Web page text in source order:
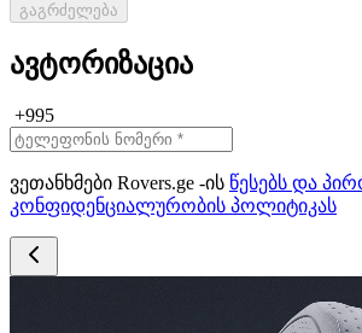
გაგრძელება
ავტორიზაცია
+995
ვეთანხმები Rovers.ge -ის წესებს და
კონფიდენციალურობის პოლიტიკას